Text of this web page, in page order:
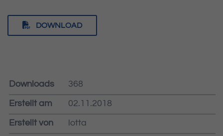
DOWNLOAD
Downloads 368
Erstellt am 02.11.2018
Erstellt von lotta